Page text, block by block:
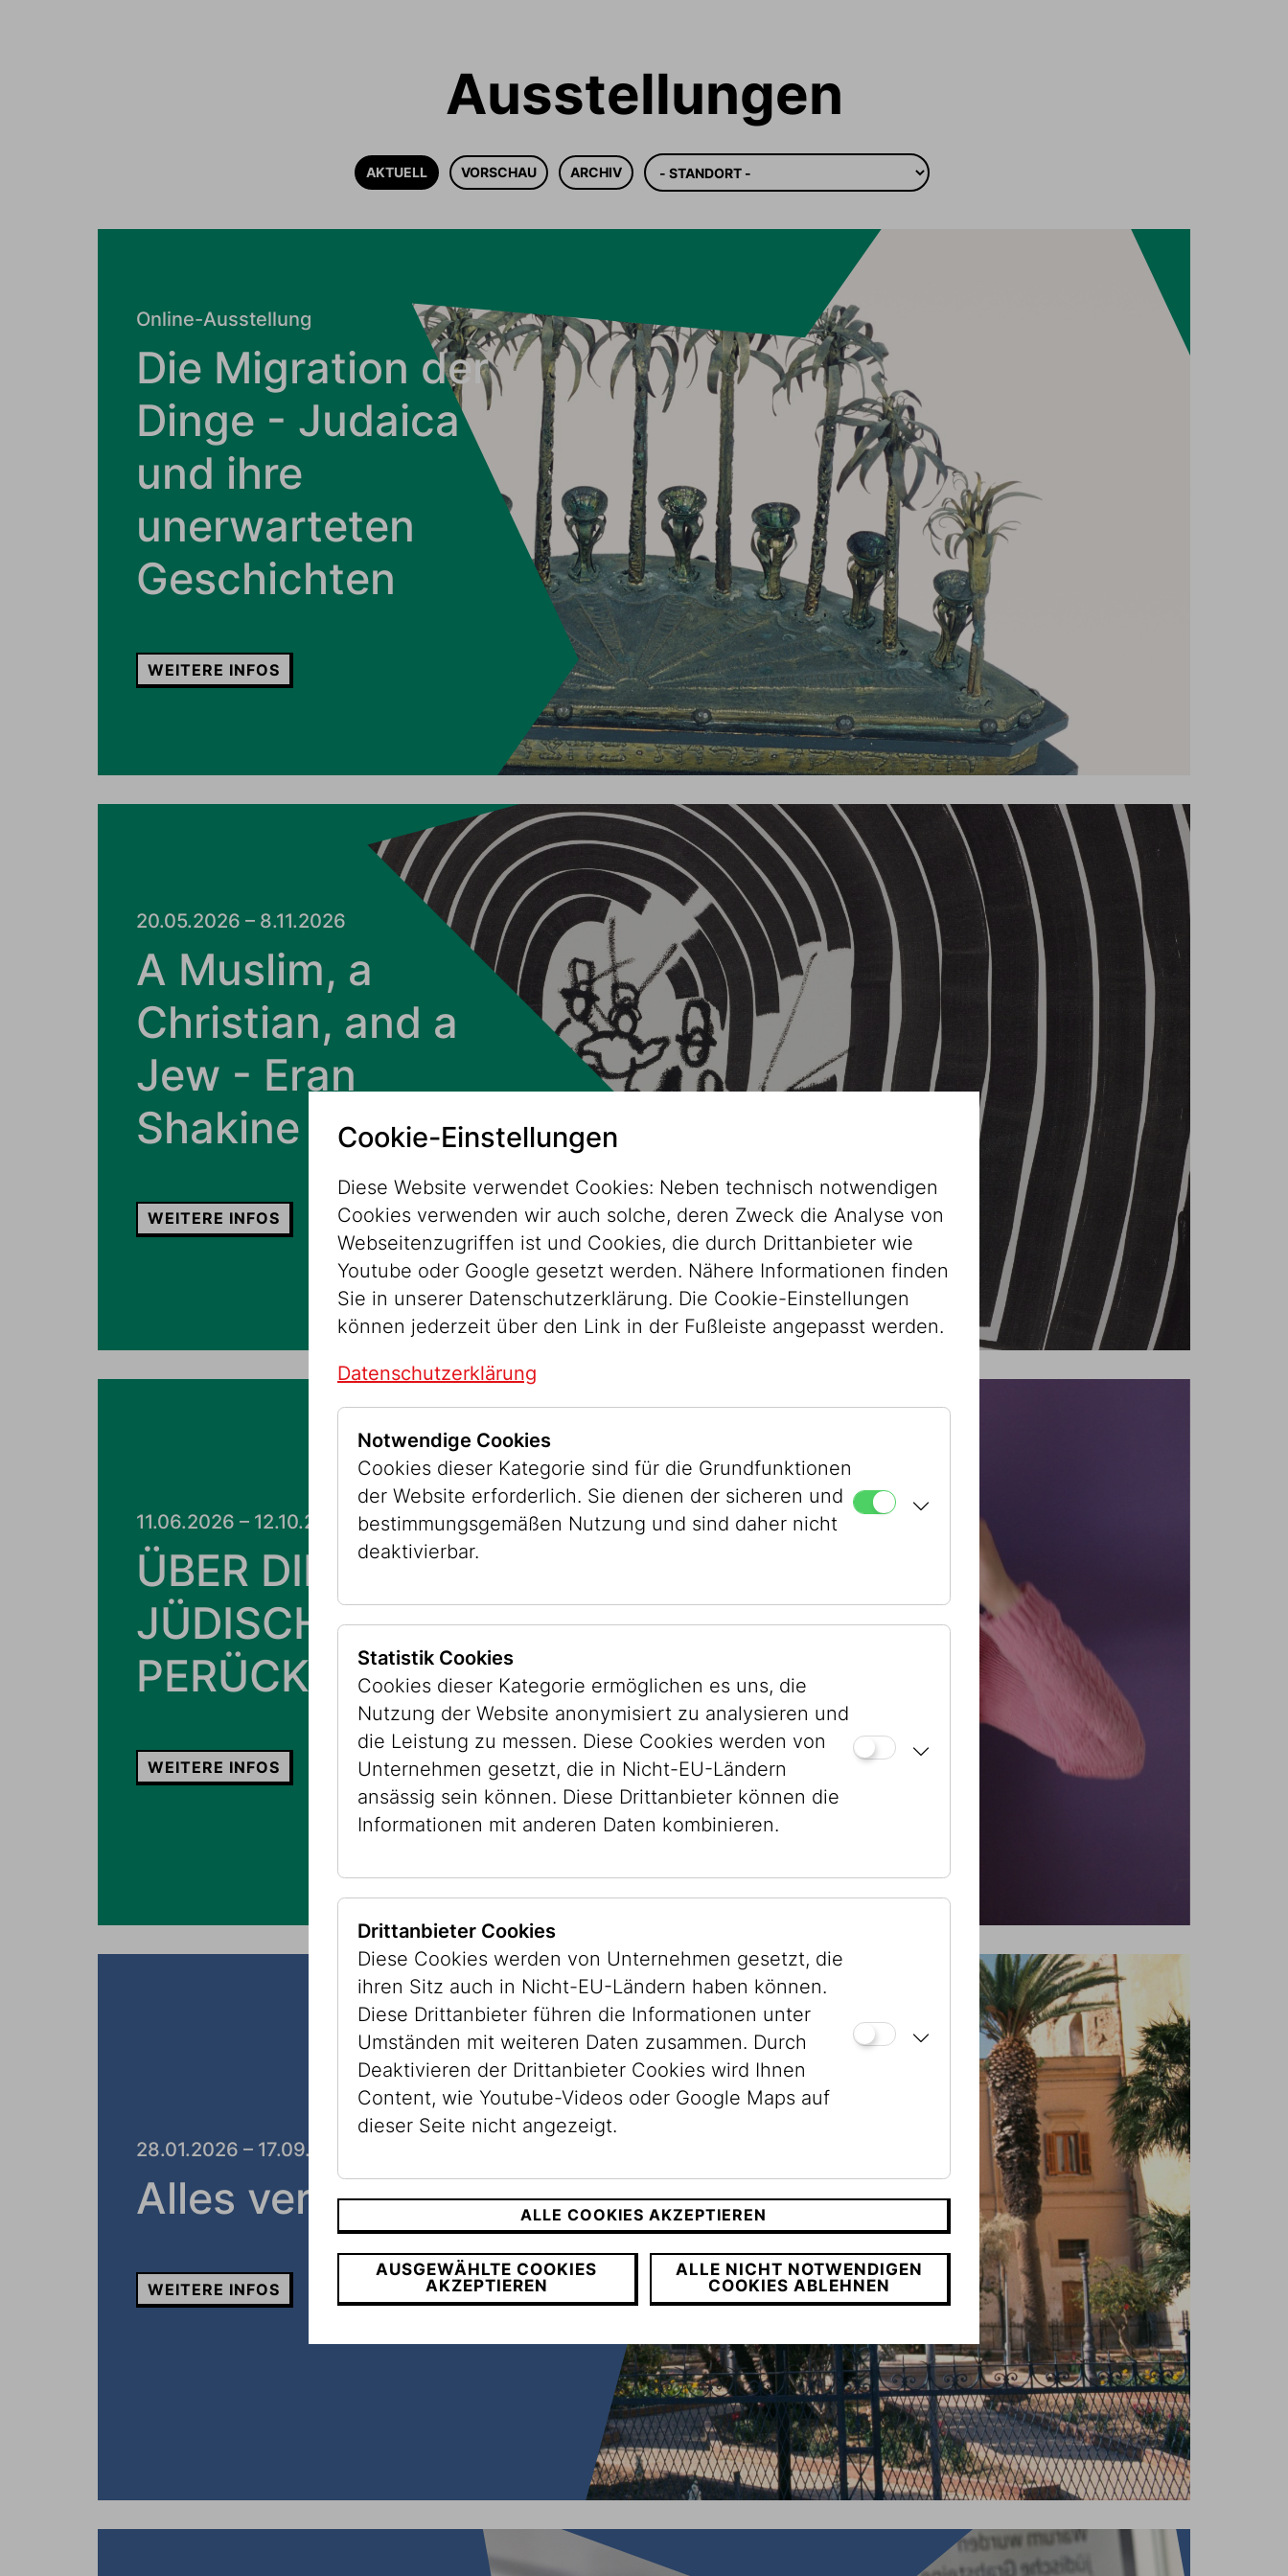
Ausstellungen
AKTUELL VORSCHAU ARCHIV Standort
Online-Ausstellung
Die Migration der
Dinge - Judaica
und ihre
unerwarteten
Geschichten
WEITERE INFOS
20.05.2026 – 8.11.2026
A Muslim, a
Christian, and a
Jew - Eran
Shakine
WEITERE INFOS
11.06.2026 – 12.10.2026
ÜBER DIE
JÜDISCHE
PERÜCKE
WEITERE INFOS
28.01.2026 – 17.09.2026
Alles vergessen
WEITERE INFOS
Cookie-Einstellungen
Diese Website verwendet Cookies: Neben technisch notwendigen
Cookies verwenden wir auch solche, deren Zweck die Analyse von
Webseitenzugriffen ist und Cookies, die durch Drittanbieter wie
Youtube oder Google gesetzt werden. Nähere Informationen finden
Sie in unserer Datenschutzerklärung. Die Cookie-Einstellungen
können jederzeit über den Link in der Fußleiste angepasst werden.
Datenschutzerklärung
Notwendige Cookies
Cookies dieser Kategorie sind für die Grundfunktionen
der Website erforderlich. Sie dienen der sicheren und
bestimmungsgemäßen Nutzung und sind daher nicht
deaktivierbar.
Statistik Cookies
Cookies dieser Kategorie ermöglichen es uns, die
Nutzung der Website anonymisiert zu analysieren und
die Leistung zu messen. Diese Cookies werden von
Unternehmen gesetzt, die in Nicht-EU-Ländern
ansässig sein können. Diese Drittanbieter können die
Informationen mit anderen Daten kombinieren.
Drittanbieter Cookies
Diese Cookies werden von Unternehmen gesetzt, die
ihren Sitz auch in Nicht-EU-Ländern haben können.
Diese Drittanbieter führen die Informationen unter
Umständen mit weiteren Daten zusammen. Durch
Deaktivieren der Drittanbieter Cookies wird Ihnen
Content, wie Youtube-Videos oder Google Maps auf
dieser Seite nicht angezeigt.
ALLE COOKIES AKZEPTIEREN
AUSGEWÄHLTE COOKIES
AKZEPTIEREN
ALLE NICHT NOTWENDIGEN
COOKIES ABLEHNEN